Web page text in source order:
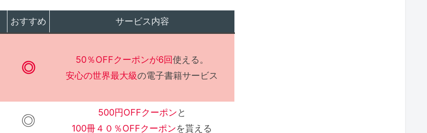
おすすめ サービス内容
◎ 50％OFFクーポンが6回使える。
安心の世界最大級の電子書籍サービス
◎ 500円OFFクーポンと
100冊４０％OFFクーポンを貰える